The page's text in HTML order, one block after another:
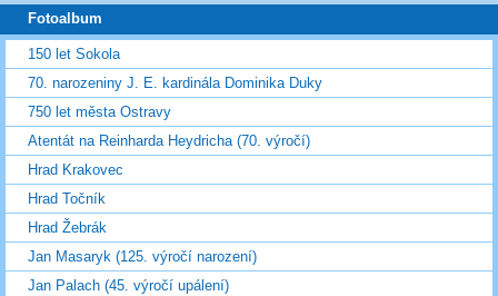
Fotoalbum
150 let Sokola
70. narozeniny J. E. kardinála Dominika Duky
750 let města Ostravy
Atentát na Reinharda Heydricha (70. výročí)
Hrad Krakovec
Hrad Točník
Hrad Žebrák
Jan Masaryk (125. výročí narození)
Jan Palach (45. výročí upálení)